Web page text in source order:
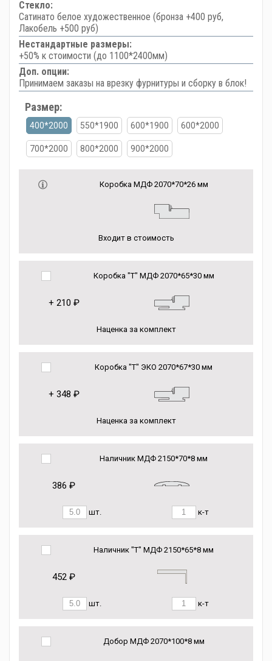
Стекло:
Сатинато белое художественное (бронза +400 руб,
Лакобель +500 руб)
Нестандартные размеры:
+50% к стоимости (до 1100*2400мм)
Доп. опции:
Принимаем заказы на врезку фурнитуры и сборку в блок!
Размер:
400*2000 550*1900 600*1900 600*2000
700*2000 800*2000 900*2000
Коробка МДФ 2070*70*26 мм
Входит в стоимость
Коробка "Т" МДФ 2070*65*30 мм
+ 210 ₽
Наценка за комплект
Коробка "Т" ЭКО 2070*67*30 мм
+ 348 ₽
Наценка за комплект
Наличник МДФ 2150*70*8 мм
386 ₽
шт. к-т
Наличник "Т" МДФ 2150*65*8 мм
452 ₽
шт. к-т
Добор МДФ 2070*100*8 мм